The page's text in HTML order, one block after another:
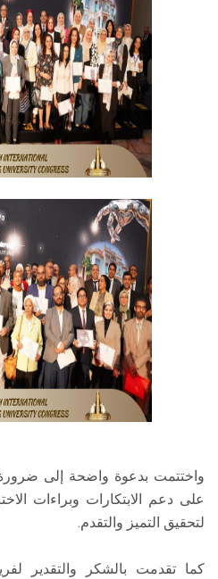
واختتمت بدعوة واضحة إلى ضرورة
على دعم الابتكارات وبراءات
لتحقيق التميز والتقدم.
كما تقدمت بالشكر والتقدير